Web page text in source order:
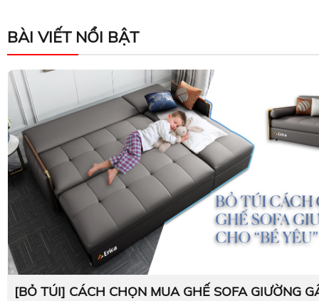
BÀI VIẾT NỔI BẬT
[BỎ TÚI] CÁCH CHỌN MUA GHẾ SOFA GIƯỜNG